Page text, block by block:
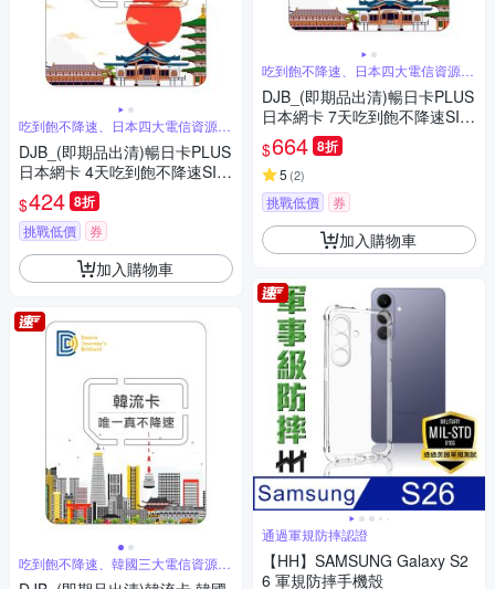
吃到飽不降速、日本四大電信資源共
享
DJB_(即期品出清)暢日卡PLUS
日本網卡 4天吃到飽不降速SIM
$424 8折
挑戰低價 券
加入購物車
吃到飽不降速、韓國三大電信資源共
享
吃到飽不降速、日本四大電信資源共
享
DJB_(即期品出清)暢日卡PLUS
日本網卡 7天吃到飽不降速SIM
卡
$664 8折
5 (2)
挑戰低價 券
加入購物車
通過軍規防摔認證
【HH】SAMSUNG Galaxy S2
6 軍規防摔手機殼